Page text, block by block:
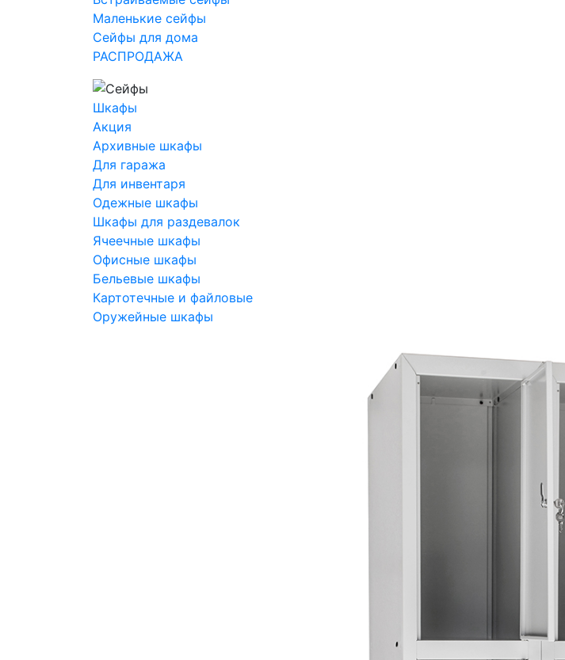
Маленькие сейфы
Сейфы для дома
РАСПРОДАЖА
Шкафы
Акция
Архивные шкафы
Для гаража
Для инвентаря
Одежные шкафы
Шкафы для раздевалок
Ячеечные шкафы
Офисные шкафы
Бельевые шкафы
Картотечные и файловые
Оружейные шкафы